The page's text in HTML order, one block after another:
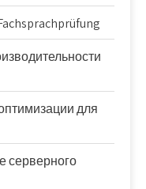
для
серверного